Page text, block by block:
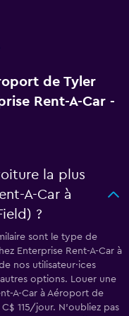
de Tyler
Rent-A-Car -
la plus
A-Car à
?
sont le type de
Enterprise Rent-A-Car à
nos utilisateur·ices
options. Louer une
A-Car à Aéroport de
115/jour. N'oubliez pas